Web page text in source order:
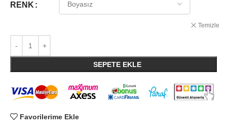
RENK
Temizle
SEPETE EKLE
Favorilerime Ekle